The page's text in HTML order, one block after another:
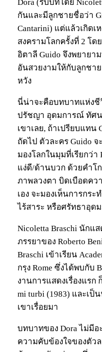
Dora (รับบทโดย
กันและมีลูกชายชื่อว่า
Cantarini) แต่แล้วเกิด
สงครามโลกครั้งที่ 2 โ
อิตาลี Guido จึงพยายา
อันสวยงามให้กับลูกชา
หวัง
นี่น่าจะคือบทบาทแห่งชี
ปรัชญา อุดมการณ์ ทัศ
เขาเลย, ถ้าเปรียบแท
ถัดไป ตัวละคร Guido
มองโลกในมุมที่เรียกว่า
แง่ดี/ด้านบวก ด้วยคำโ
ภาพลวงตา บิดเบือดค
เอง จะมองเห็นการกระ
ไร้สาระ หรือศรัทธาอุด
Nicoletta Braschi นัก
ภรรยาของ Roberto
Braschi เข้าเรียน
กรุง Rome ซึ่งได้พบกับ
งานการแสดงเรื่องแรก
mi turbi (1983) และเ
เขาเรื่อยมา
บทบาทของ Dora ไม่มี
ความคับข้องใจของตัว